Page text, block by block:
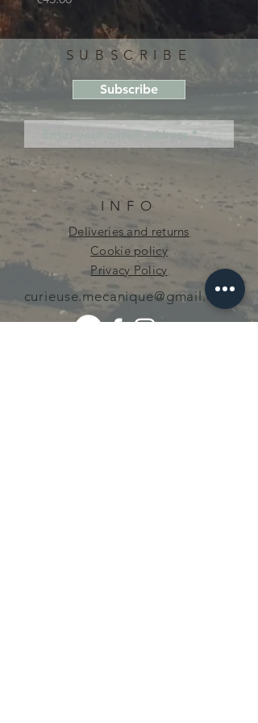
SUBSCRIBE
Subscribe
INFO
Deliveries and returns
Cookie policy
Privacy Policy
curieuse.mecanique@gmail.com